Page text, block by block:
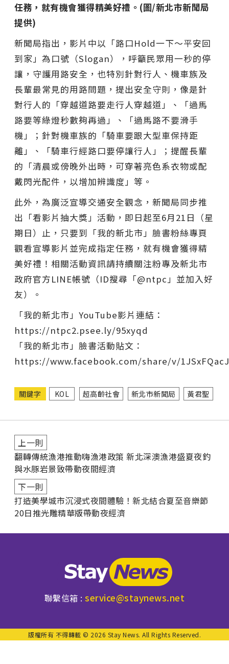
任務，就有機會獲得精美好禮。(圖/新北市新聞局
提供)
新聞局指出，影片中以「路口Hold一下～平安回
到家」為口號（Slogan），呼籲民眾用一秒的停
讓，守護用路安全，也特別針對行人、機車族及
長輩最常見的用路問題，提出安全守則，像是針
對行人的「穿越道路要走行人穿越道」、「過馬
路要等綠燈秒數夠再過」、「過馬路不要滑手
機」；針對機車族的「騎車要跟大型車保持距
離」、「騎車行經路口要停讓行人」；提醒長輩
的「清晨或傍晚外出時，可穿著亮色系衣物或配
戴閃光配件，以增加辨識度」等。
此外，為廣泛宣導交通安全觀念，新聞局同步推
出「看影片抽大獎」活動，即日起至6月21日（星
期日）止，只要到「我的新北市」臉書粉絲專頁
觀看宣導影片並完成指定任務，就有機會獲得精
美好禮！相關活動資訊請持續關注粉專及新北市
政府官方LINE帳號（ID搜尋「@ntpc」並加入好
友）。
「我的新北市」YouTube影片連結：
https://ntpc2.psee.ly/95xyqd
「我的新北市」臉書活動貼文：
https://www.facebook.com/share/v/
關鍵字 KOL 超高齡社會 新北市新聞局 黃君聖
上一則
翻轉傳統漁港推動嗨漁港政策 新北深澳漁港盛夏夜釣
與水豚岩景致帶動夜間經濟
下一則
打造美學城市沉浸式夜間體驗！新北結合夏至音樂節
20日推光雕精華版帶動夜經濟
聯繫信箱 :service@staynews.net
版權所有 不得轉載 © 2026 Stay News. All Rights Reserved.